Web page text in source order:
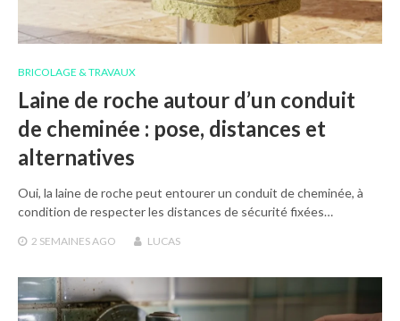
BRICOLAGE & TRAVAUX
Laine de roche autour d’un conduit
de cheminée : pose, distances et
alternatives
Oui, la laine de roche peut entourer un conduit de cheminée, à
condition de respecter les distances de sécurité fixées…
2 SEMAINES AGO LUCAS